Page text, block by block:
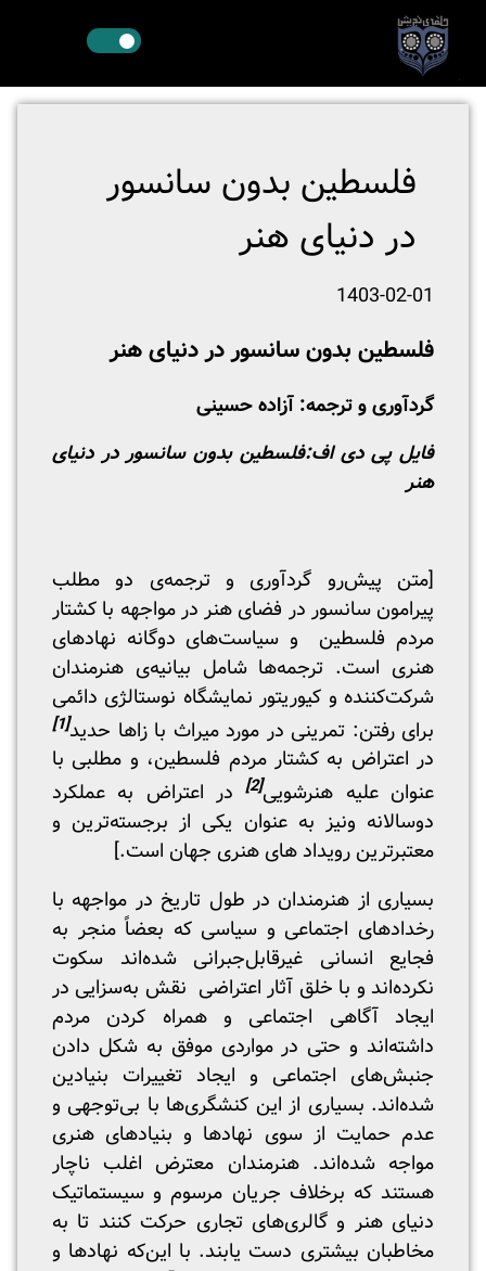
فلسطین بدون سانسور
در دنیای هنر
1403-02-01
فلسطین بدون سانسور در دنیای هنر
گردآوری و ترجمه: آزاده حسینی
فایل پی دی اف:فلسطین بدون سانسور در دنیای
هنر
[متن پیش‌رو گردآوری و ترجمه‌ی دو مطلب
پیرامون سانسور در فضای هنر در مواجهه با کشتار
مردم فلسطین و سیاست‌های دوگانه نهادهای
هنری است. ترجمه‌ها شامل بیانیه‌ی هنرمندان
شرکت‌کننده و کیوریتور نمایشگاه نوستالژی دائمی
برای رفتن: تمرینی در مورد میراث با زاها حدید[1]
در اعتراض به کشتار مردم فلسطین، و مطلبی با
عنوان علیه هنرشویی[2] در اعتراض به عملکرد
دوسالانه ونیز به عنوان یکی از برجسته‌ترین و
معتبرترین رویداد های هنری جهان است.]
بسیاری از هنرمندان در طول تاریخ در مواجهه با
رخدادهای اجتماعی و سیاسی که بعضاً منجر به
فجایع انسانی غیرقابل‌جبرانی شده‌اند سکوت
نکرده‌اند و با خلق آثار اعتراضی نقش به‌سزایی در
ایجاد آگاهی اجتماعی و همراه کردن مردم
داشته‌اند و حتی در مواردی موفق به شکل دادن
جنبش‌های اجتماعی و ایجاد تغییرات بنیادین
شده‌اند. بسیاری از این کنشگری‌ها با بی‌توجهی و
عدم حمایت از سوی نهادها و بنیادهای هنری
مواجه شده‌اند. هنرمندان معترض اغلب ناچار
هستند که برخلاف جریان مرسوم و سیستماتیک
دنیای هنر و گالری‌های تجاری حرکت کنند تا به
مخاطبان بیشتری دست یابند. با این‌که نهادها و